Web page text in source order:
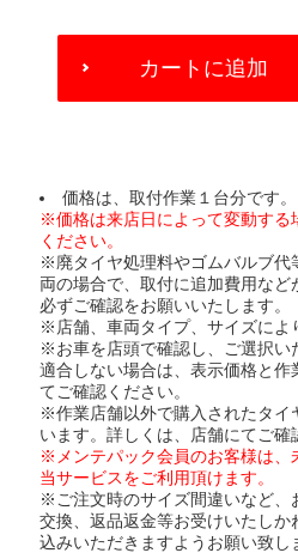
ADD
CART
カートに追加
価格は、取付作業１台分です。
※価格は来店日によって変動する
ください。
※廃タイヤ処理料やゴムバルブ代
両の場合で、取付に追加費用な
必ずご確認をお願いいたします。
※店舗、車両タイプ、サイズによ
※お車を店頭で確認し、ご選択い
適合しない場合は、表示価格と
てご確認ください。
※作業店舗以外で購入されたタイ
います。詳しくは、店舗にてご確
※メンテパック会員のお客様は、
当サービスをご利用頂けます。
※ご注文時のサイズ間違いなど、
交換、返品返金等お受けいたし
込みいただきますようお願い致し